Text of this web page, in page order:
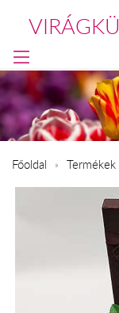
Főoldal Termékek